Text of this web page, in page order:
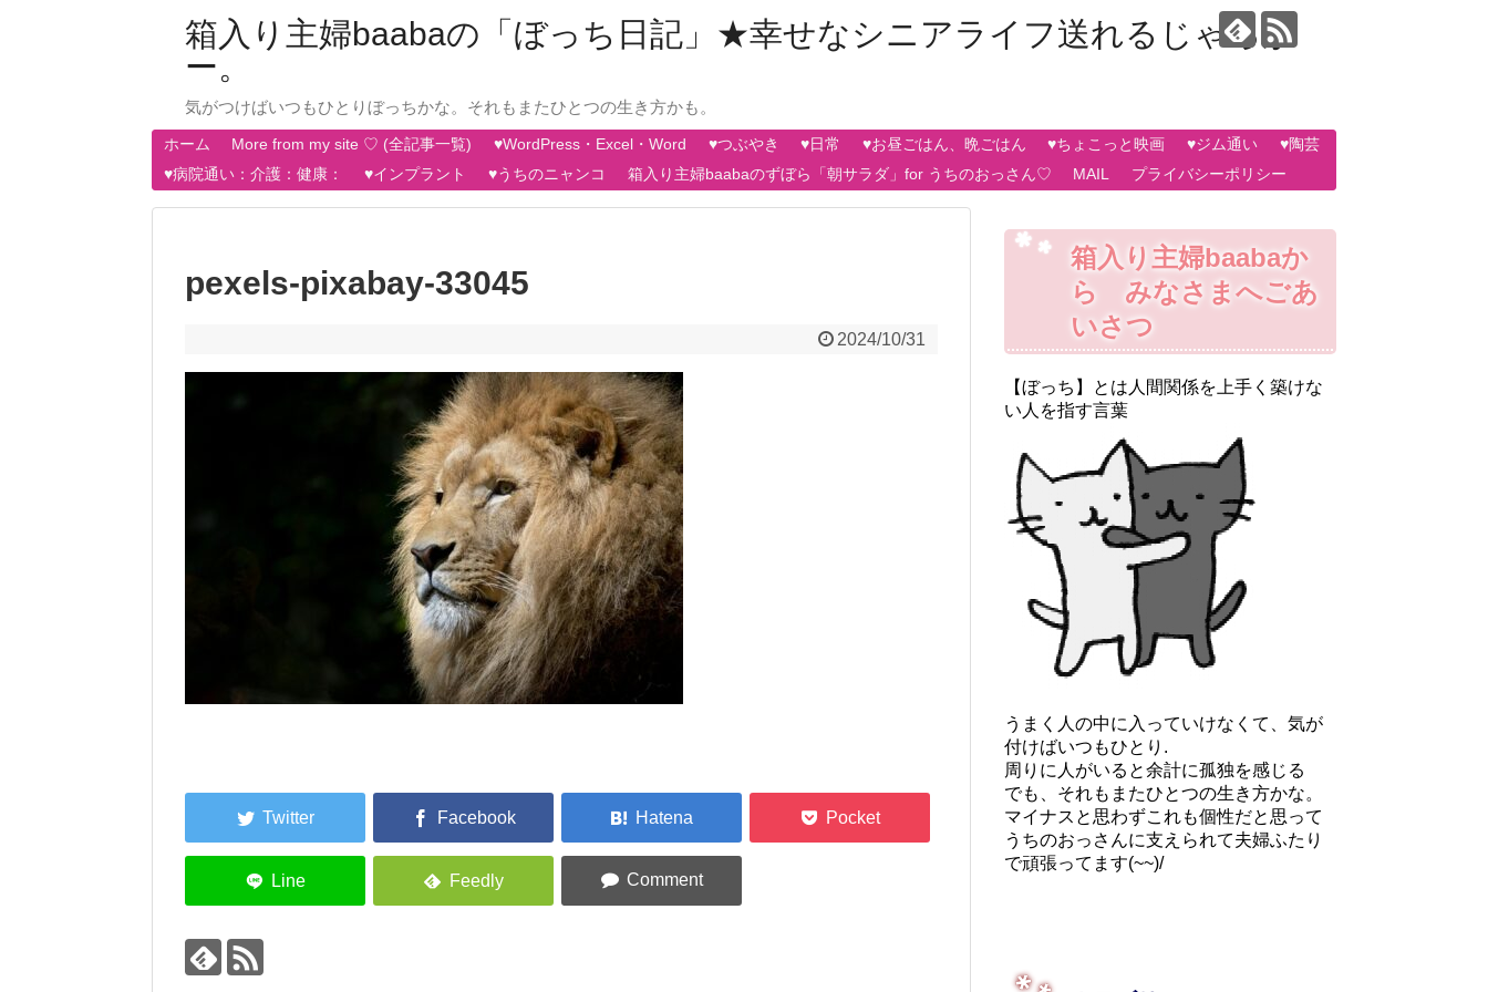
箱入り主婦baabaの「ぼっち日記」★幸せなシニアライフ送れるじゃろか
ー。
気がつけばいつもひとりぼっちかな。それもまたひとつの生き方かも。
ホーム More from my site ♡ (全記事一覧) ♥WordPress・Excel・Word ♥つぶやき ♥日常 ♥お昼ごはん、晩ごはん ♥ちょこっと映画 ♥ジム通い
♥陶芸
♥病院通い：介護：健康：
♥インプラント ♥うちのニャンコ 箱入り主婦baabaのずぼら「朝サラダ」for うちのおっさん♡ MAIL プライバシーポリシー
pexels-pixabay-33045
2024/10/31
箱入り主婦baabaか
ら みなさまへごあ
いさつ
【ぼっち】とは人間関係を上手く築けな
い人を指す言葉
うまく人の中に入っていけなくて、気が
付けばいつもひとり.
周りに人がいると余計に孤独を感じる
でも、それもまたひとつの生き方かな。
マイナスと思わずこれも個性だと思って
うちのおっさんに支えられて夫婦ふたり
で頑張ってます(~~)/